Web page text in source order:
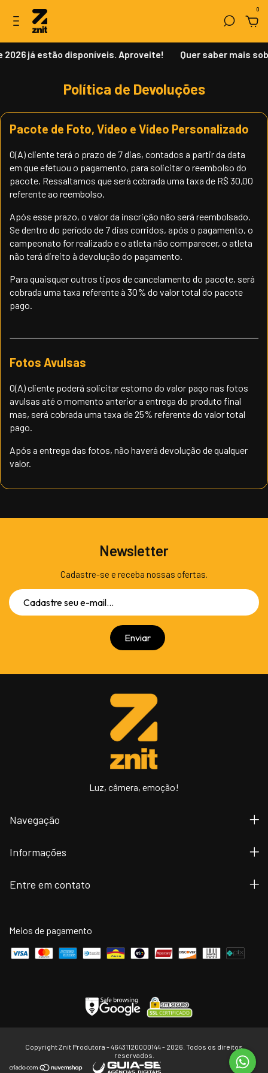
0
2026 já estão disponíveis. Aproveite! Quer saber mais
Política de Devoluções
Pacote de Foto, Vídeo e Vídeo Personalizado
O(A) cliente terá o prazo de 7 dias, contados a partir da data
em que efetuou o pagamento, para solicitar o reembolso do
pacote. Ressaltamos que será cobrada uma taxa de R$ 30,00
referente ao reembolso.
Após esse prazo, o valor da inscrição não será reembolsado.
Se dentro do período de 7 dias corridos, após o pagamento, o
campeonato for realizado e o atleta não comparecer, o atleta
não terá direito à devolução do pagamento.
Para quaisquer outros tipos de cancelamento do pacote, será
cobrada uma taxa referente à 30% do valor total do pacote
pago.
Fotos Avulsas
O(A) cliente poderá solicitar estorno do valor pago nas fotos
avulsas até o momento anterior a entrega do produto final
mas, será cobrada uma taxa de 25% referente do valor total
pago.
Após a entrega das fotos, não haverá devolução de qualquer
valor.
Newsletter
Cadastre-se e receba nossas ofertas.
Luz, câmera, emoção!
Navegação
Informações
Entre em contato
Meios de pagamento
Copyright Znit Produtora - 46431120000144 - 2026. Todos os direitos
reservados.